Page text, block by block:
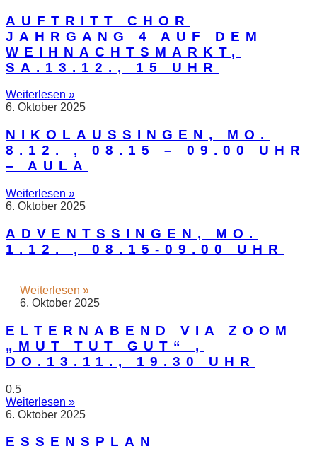
AUFTRITT CHOR
JAHRGANG 4 AUF DEM
WEIHNACHTSMARKT,
SA.13.12., 15 UHR
Weiterlesen »
6. Oktober 2025
NIKOLAUSSINGEN, MO.
8.12. , 08.15 – 09.00 UHR
– AULA
Weiterlesen »
6. Oktober 2025
ADVENTSSINGEN, MO.
1.12. , 08.15-09.00 UHR
Weiterlesen »
6. Oktober 2025
ELTERNABEND VIA ZOOM
„MUT TUT GUT“ ,
DO.13.11., 19.30 UHR
Weiterlesen »
6. Oktober 2025
ESSENSPLAN